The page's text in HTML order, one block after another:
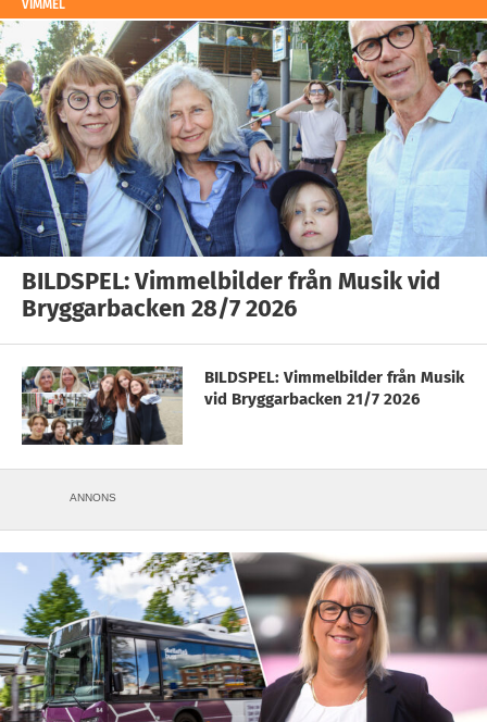
VIMMEL
BILDSPEL: Vimmelbilder från Musik vid
Bryggarbacken 28/7 2026
BILDSPEL: Vimmelbilder från Musik
vid Bryggarbacken 21/7 2026
ANNONS